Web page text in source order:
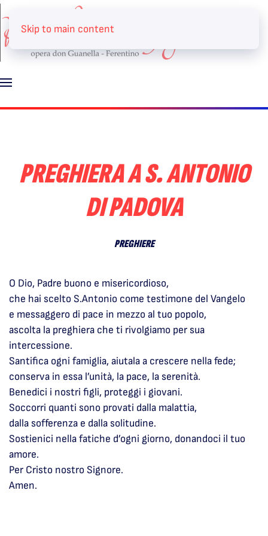
Skip to main content
PREGHIERA A S. ANTONIO
DI PADOVA
PREGHIERE
O Dio, Padre buono e misericordioso,
che hai scelto S.Antonio come testimone del Vangelo
e messaggero di pace in mezzo al tuo popolo,
ascolta la preghiera che ti rivolgiamo per sua
intercessione.
Santifica ogni famiglia, aiutala a crescere nella fede;
conserva in essa l’unità, la pace, la serenità.
Benedici i nostri figli, proteggi i giovani.
Soccorri quanti sono provati dalla malattia,
dalla sofferenza e dalla solitudine.
Sostienici nella fatiche d’ogni giorno, donandoci il tuo
amore.
Per Cristo nostro Signore.
Amen.